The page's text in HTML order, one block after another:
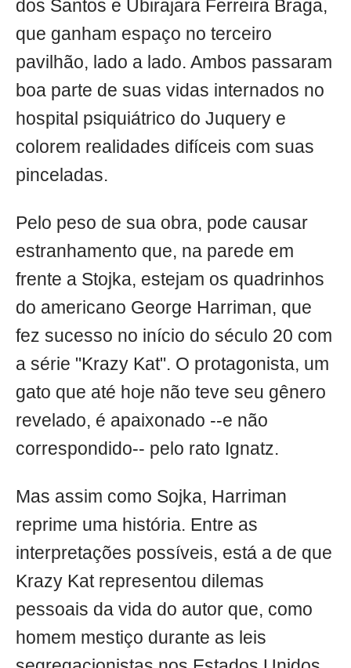
dos Santos e Ubirajara Ferreira Braga,
que ganham espaço no terceiro
pavilhão, lado a lado. Ambos passaram
boa parte de suas vidas internados no
hospital psiquiátrico do Juquery e
colorem realidades difíceis com suas
pinceladas.
Pelo peso de sua obra, pode causar
estranhamento que, na parede em
frente a Stojka, estejam os quadrinhos
do americano George Harriman, que
fez sucesso no início do século 20 com
a série "Krazy Kat". O protagonista, um
gato que até hoje não teve seu gênero
revelado, é apaixonado --e não
correspondido-- pelo rato Ignatz.
Mas assim como Sojka, Harriman
reprime uma história. Entre as
interpretações possíveis, está a de que
Krazy Kat representou dilemas
pessoais da vida do autor que, como
homem mestiço durante as leis